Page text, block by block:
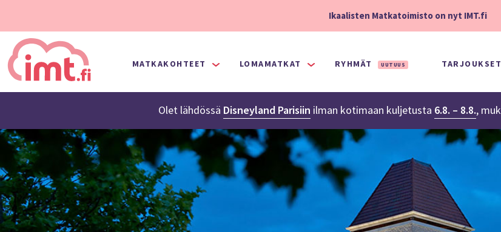
Ikaalisten Matkatoimisto on nyt IMT.fi
MATKAKOHTEET LOMAMATKAT RYHMÄT UUTUUS TARJOUKSET
Olet lähdössä Disneyland Parisiin ilman kotimaan kuljetusta 6.8. – 8.8.,